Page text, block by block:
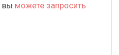
вы можете запросить